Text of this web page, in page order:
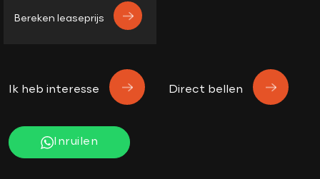
Bereken leaseprijs
Ik heb interesse Direct bellen
Inruilen